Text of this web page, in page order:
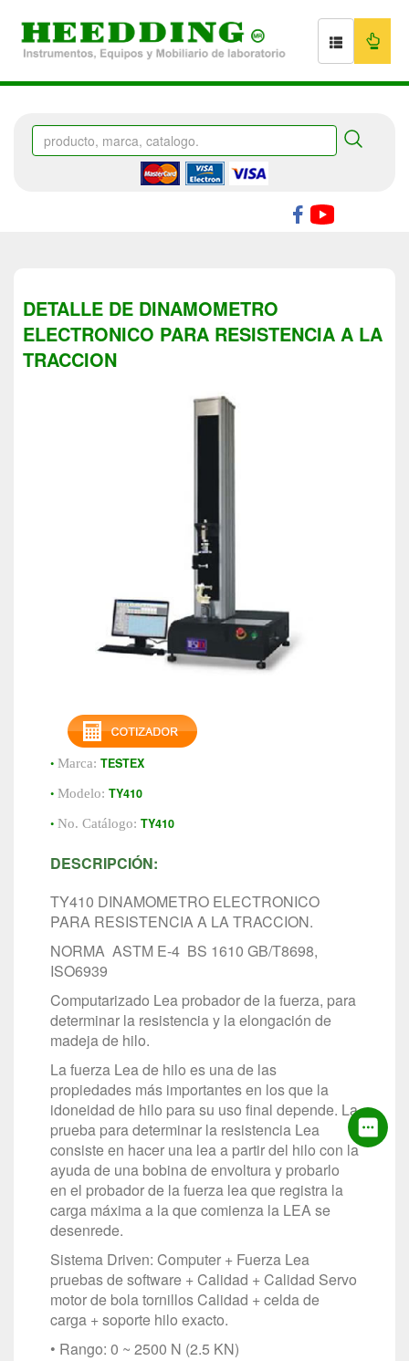
DETALLE DE DINAMOMETRO
ELECTRONICO PARA RESISTENCIA A LA
TRACCION
• Marca: TESTEX
• Modelo: TY410
• No. Catálogo: TY410
DESCRIPCIÓN:
TY410 DINAMOMETRO ELECTRONICO
PARA RESISTENCIA A LA TRACCION.
NORMA ASTM E-4 BS 1610 GB/T8698,
ISO6939
Computarizado Lea probador de la fuerza, para
determinar la resistencia y la elongación de
madeja de hilo.
La fuerza Lea de hilo es una de las
propiedades más importantes en los que la
idoneidad de hilo para su uso final depende. La
prueba para determinar la resistencia Lea
consiste en hacer una lea a partir del hilo con la
ayuda de una bobina de envoltura y probarlo
en el probador de la fuerza lea que registra la
carga máxima a la que comienza la LEA se
desenrede.
Sistema Driven: Computer + Fuerza Lea
pruebas de software + Calidad + Calidad Servo
motor de bola tornillos Calidad + celda de
carga + soporte hilo exacto.
• Rango: 0 ~ 2500 N (2.5 KN)